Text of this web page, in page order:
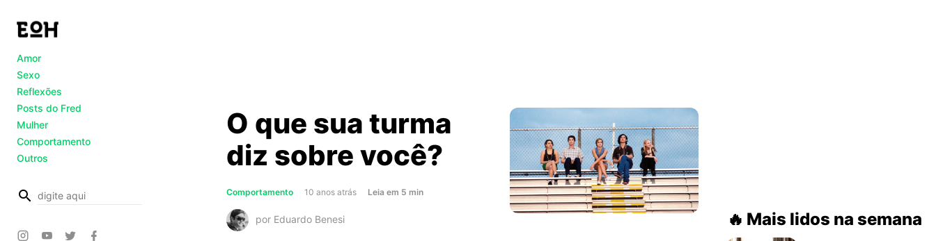
Amor
Sexo
Reflexões
Posts do Fred
Mulher
Comportamento
Outros
busca
O que sua turma
diz sobre você?
Comportamento 10 anos atrás Leiaabout
em 5 min
por Eduardo Benesi Mais lidos na semana